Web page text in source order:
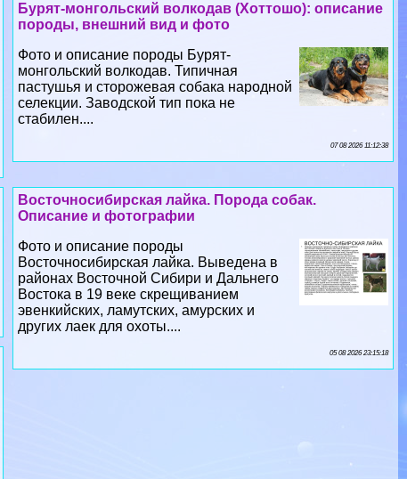
Бурят-монгольский волкодав (Хоттошо): описание
породы, внешний вид и фото
Фото и описание породы Бурят-
монгольский волкодав. Типичная
пастушья и сторожевая собака народной
селекции. Заводской тип пока не
стабилен....
07 08 2026 11:12:38
Восточносибирская лайка. Порода собак.
Описание и фотографии
Фото и описание породы
Восточносибирская лайка. Выведена в
районах Восточной Сибири и Дальнего
Востока в 19 веке скрещиванием
эвенкийских, ламутских, амурских и
других лаек для охоты....
05 08 2026 23:15:18